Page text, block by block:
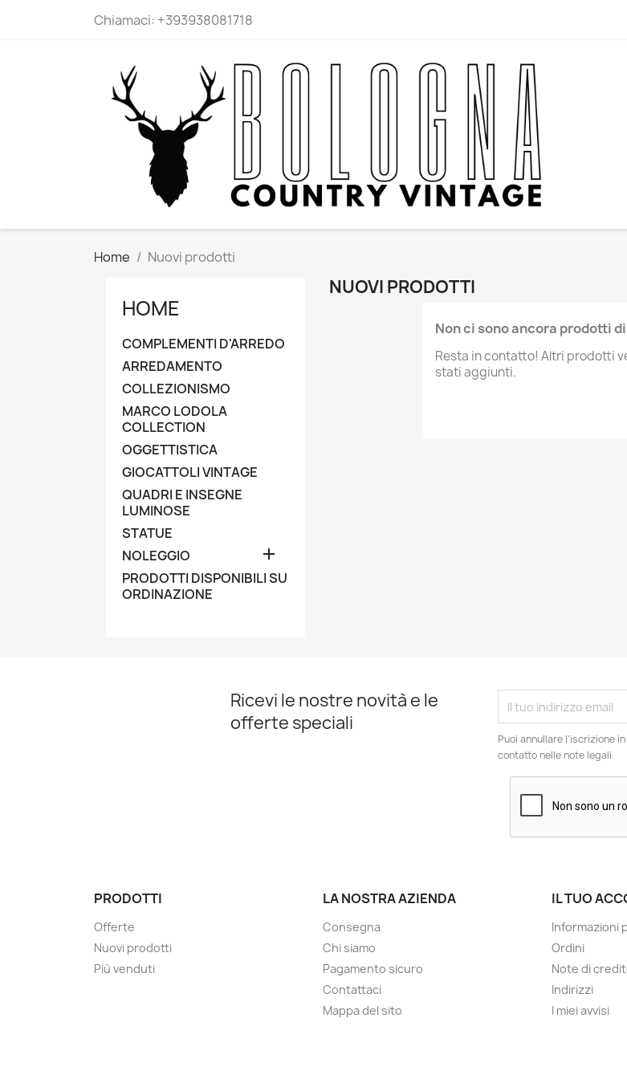
Chiamaci: +393938081718
Home Nuovi prodotti
HOME
COMPLEMENTI D'ARREDO
ARREDAMENTO
COLLEZIONISMO
MARCO LODOLA
COLLECTION
OGGETTISTICA
GIOCATTOLI VINTAGE
QUADRI E INSEGNE
LUMINOSE
STATUE
NOLEGGIO

PRODOTTI DISPONIBILI SU
ORDINAZIONE
NUOVI PRODOTTI
Non ci sono ancora prodotti
Resta in contatto! Altri prodotti
stati aggiunti.
Ricevi le nostre novità e le
offerte speciali
Puoi annullare l'iscrizione
contatto nelle note legali.
PRODOTTI
Offerte
Nuovi prodotti
Più venduti
LA NOSTRA AZIENDA
Consegna
Chi siamo
Pagamento sicuro
Contattaci
Mappa del sito
IL TUO
Informazioni
Ordini
Note di
Indirizzi
I miei avvisi